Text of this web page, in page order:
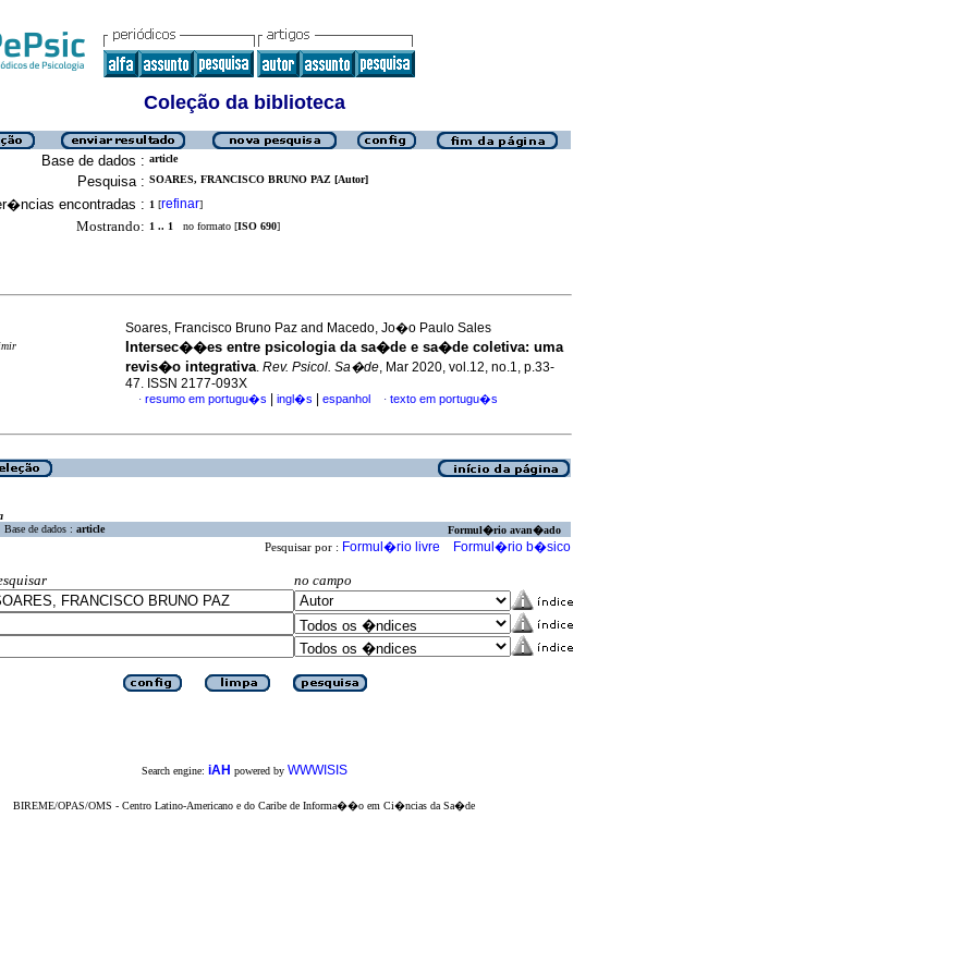
Coleção da biblioteca
Base de dados : article
Pesquisa : SOARES, FRANCISCO BRUNO PAZ [Autor]
encontradas : 1 [refinar]
Mostrando: 1 .. 1 no formato [ISO 690]
Soares, Francisco Bruno Paz and Macedo, Jo�o Paulo Sales
Intersec��es entre psicologia da sa�de e sa�de coletiva: uma
revis�o integrativa. Rev. Psicol. Sa�de, Mar 2020, vol.12, no.1, p.33-
47. ISSN 2177-093X
· resumo em portugu�s ingl�s espanhol · texto em portugu�s
Base de dados : article Formul�rio avan�ado
Pesquisar por : Formul�rio livre Formul�rio b�sico
no campo
Search engine: iAH powered by WWWISIS
BIREME/OPAS/OMS - Centro Latino-Americano e do Caribe de Informa��o em Ci�ncias da Sa�de